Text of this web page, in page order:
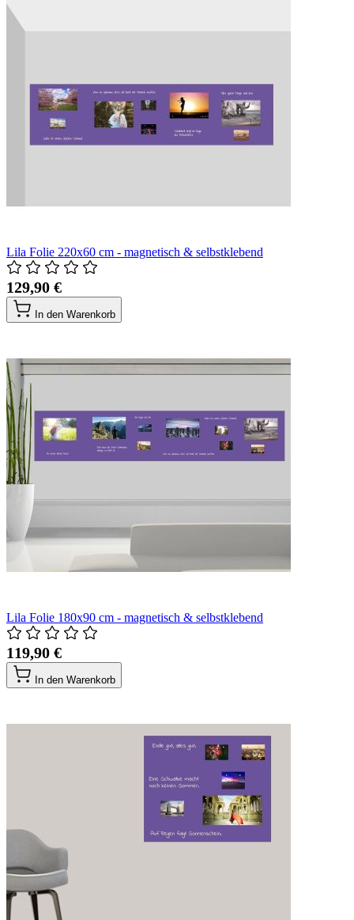
Lila Folie 220x60 cm - magnetisch & selbstklebend
129,90 €
In den Warenkorb
Lila Folie 180x90 cm - magnetisch & selbstklebend
119,90 €
In den Warenkorb